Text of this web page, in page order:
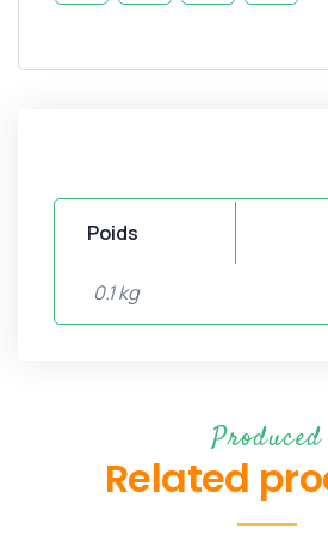
Poids
0.1 kg
Produced
Related